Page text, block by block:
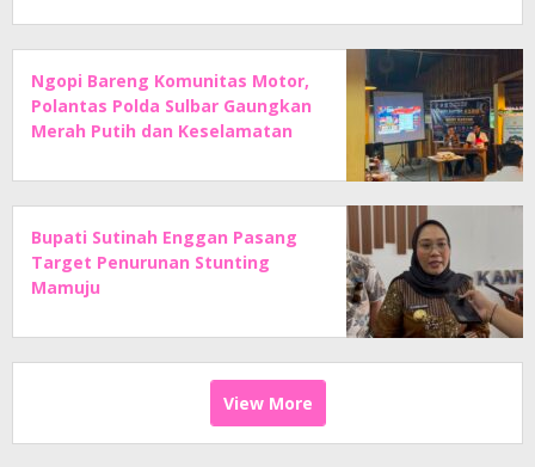
Ngopi Bareng Komunitas Motor,
Polantas Polda Sulbar Gaungkan
Merah Putih dan Keselamatan
Bupati Sutinah Enggan Pasang
Target Penurunan Stunting
Mamuju
View More